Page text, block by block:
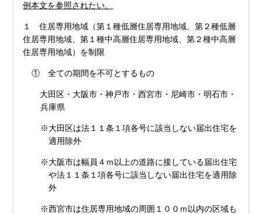
例本文を参照されたい。
１ 住居専用地域（第１種低層住居専用地域、第２種低層
住居専用地域、第１種中高層住居専用地域、第２種中高層
住居専用地域）を制限
① 全ての期間を不可とするもの
大田区・大阪市・神戸市・西宮市・尼崎市・明石市・
兵庫県
※大田区は法１１条１項各号に該当しない届出住宅を
適用除外
※大阪市は幅員４ｍ以上の道路に接している届出住宅
や法１１条１項各号に該当しない届出住宅を適用除
外
※西宮市は住居専用地域の周囲１００ｍ以内の区域も